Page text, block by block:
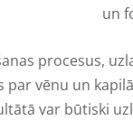
un
procesus,
vēnu un
var būtiski